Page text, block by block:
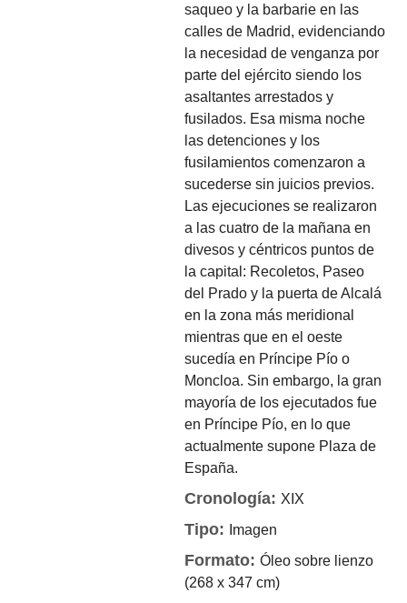
saqueo y la barbarie en las
calles de Madrid, evidenciando
la necesidad de venganza por
parte del ejército siendo los
asaltantes arrestados y
fusilados. Esa misma noche
las detenciones y los
fusilamientos comenzaron a
sucederse sin juicios previos.
Las ejecuciones se realizaron
a las cuatro de la mañana en
divesos y céntricos puntos de
la capital: Recoletos, Paseo
del Prado y la puerta de Alcalá
en la zona más meridional
mientras que en el oeste
sucedía en Príncipe Pío o
Moncloa. Sin embargo, la gran
mayoría de los ejecutados fue
en Príncipe Pío, en lo que
actualmente supone Plaza de
España.
Cronología:XIX
Tipo: Imagen
Formato:Óleo sobre lienzo
(268 x 347 cm)